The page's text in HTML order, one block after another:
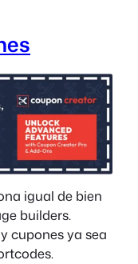
igual de bien
builders.
cupones ya sea